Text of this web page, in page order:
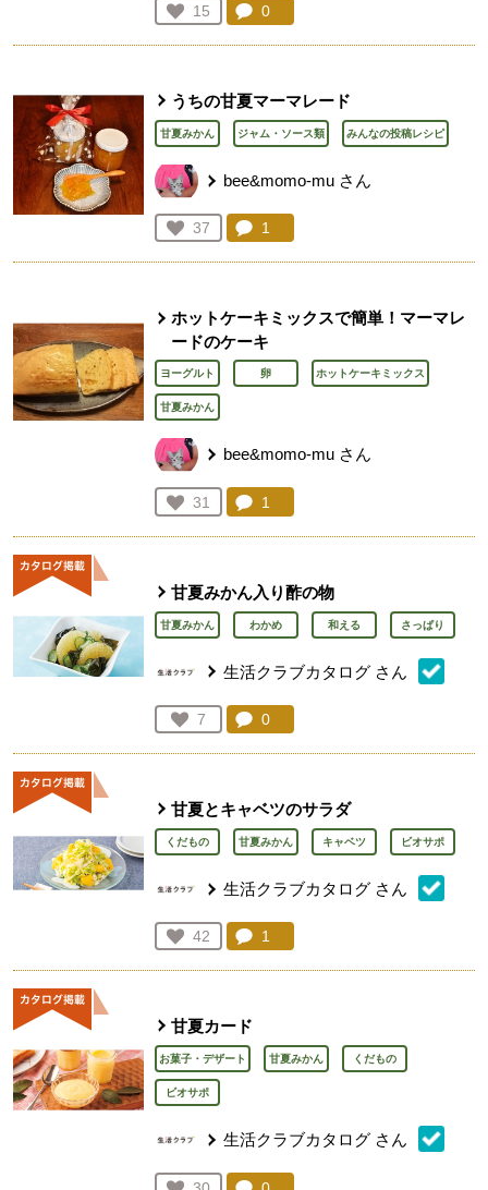
お気に入り登録：
15
人が登録
コメント：
0
うちの甘夏マーマレード
甘夏みかん ジャム・ソース類 みんなの投稿レシピ
bee&momo-mu さん
お気に入り登録：
37
人が登録
コメント：
1
ホットケーキミックスで簡単！マーマレ
ードのケーキ
ヨーグルト 卵 ホットケーキミックス
甘夏みかん
bee&momo-mu さん
お気に入り登録：
31
人が登録
コメント：
1
甘夏みかん入り酢の物
甘夏みかん わかめ 和える さっぱり
生活クラブカタログ さん
お気に入り登録：
7
人が登録
コメント：
0
甘夏とキャベツのサラダ
くだもの 甘夏みかん キャベツ ビオサポ
生活クラブカタログ さん
お気に入り登録：
42
人が登録
コメント：
1
甘夏カード
お菓子・デザート 甘夏みかん くだもの
ビオサポ
生活クラブカタログ さん